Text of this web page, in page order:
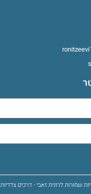
שמורות לרונית זאבי - דרכים צדדיות 2021